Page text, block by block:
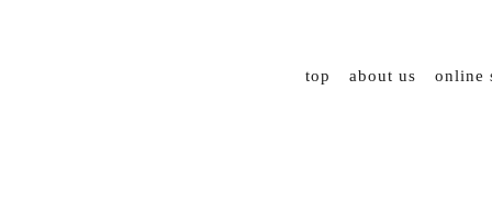
top about us online